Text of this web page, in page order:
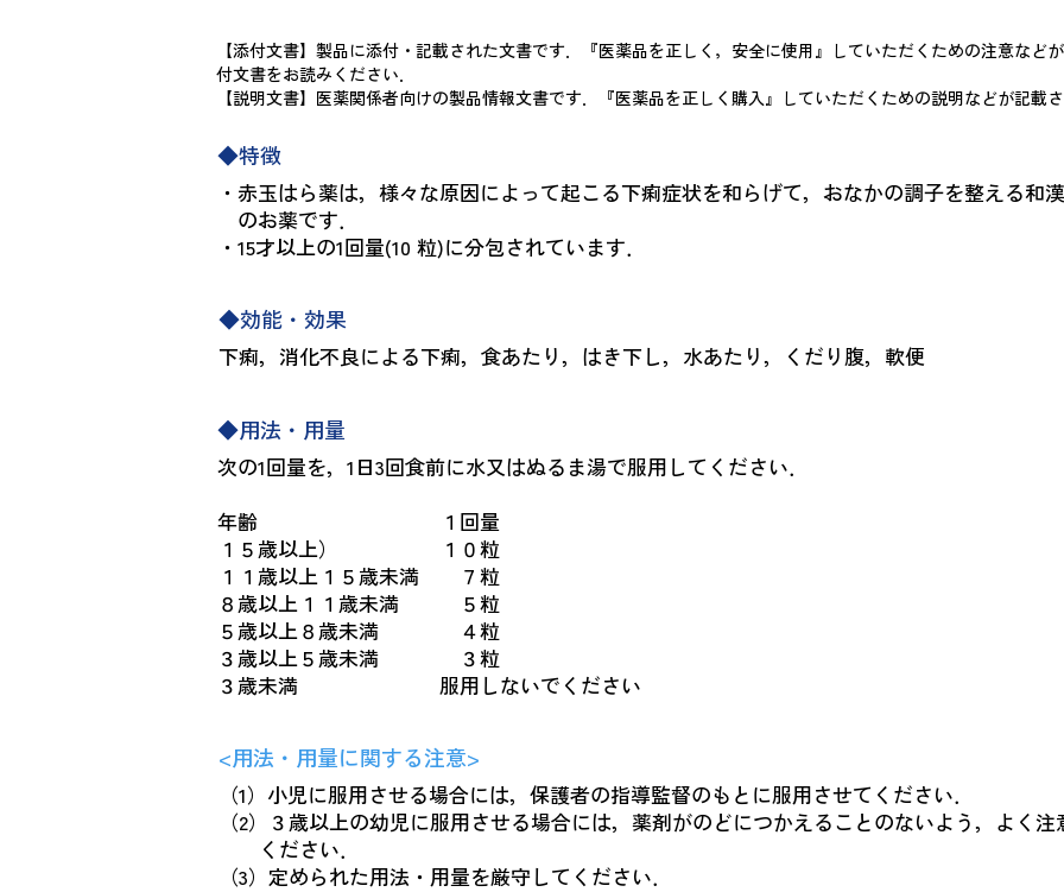
【添付文書】製品に添付・記載された文書です．『医薬品を正しく，安全に使用』していただくための注意など
付文書をお読みください．
【説明文書】医薬関係者向けの製品情報文書です．『医薬品を正しく購入』していただくための説明などが記載
◆特徴
・赤玉はら薬は，様々な原因によって起こる下痢症状を和らげて，おなかの調子を整
のお薬です．
・15才以上の1回量(10 粒)に分包されています．
◆効能・効果
下痢，消化不良による下痢，食あたり，はき下し，水あたり，くだり腹，軟便
◆用法・用量
次の1回量を，1日3回食前に水又はぬるま湯で服用してください．
年齢 １回量
１５歳以上） １０粒
１１歳以上１５歳未満 ７粒
８歳以上１１歳未満 ５粒
５歳以上８歳未満 ４粒
３歳以上５歳未満 ３粒
３歳未満 服用しないでください
<用法・用量に関する注意>
（1）小児に服用させる場合には，保護者の指導監督のもとに服用させてください．
（2）３歳以上の幼児に服用させる場合には，薬剤がのどにつかえることのないよう，よく注
ください．
（3）定められた用法・用量を厳守してください．